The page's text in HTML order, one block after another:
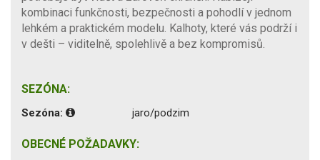
kombinaci funkčnosti, bezpečnosti a pohodlí v jednom
lehkém a praktickém modelu. Kalhoty, které vás podrží i
v dešti – viditelně, spolehlivě a bez kompromisů.
SEZÓNA:
Sezóna: jaro/podzim
OBECNÉ POŽADAVKY: